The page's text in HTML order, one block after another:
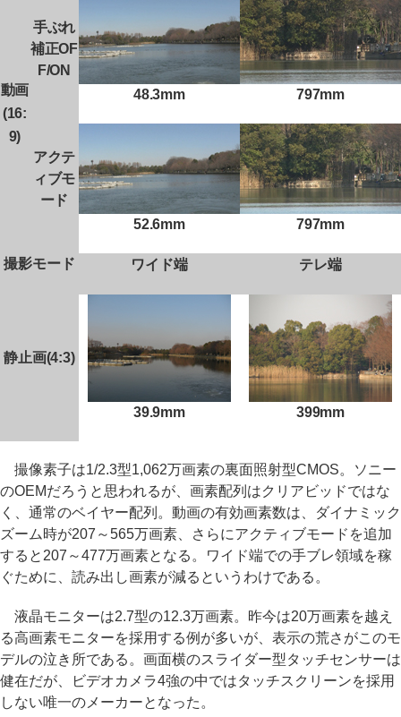
動画
(16:
9)
手ぶれ
補正OF
F/ON
48.3mm
797mm
アクテ
ィブモ
ード
52.6mm
797mm
撮影モード ワイド端 テレ端
静止画(4:3)
39.9mm 399mm
撮像素子は1/2.3型1,062万画素の裏面照射型CMOS。ソニー
のOEMだろうと思われるが、画素配列はクリアビッドではな
く、通常のベイヤー配列。動画の有効画素数は、ダイナミック
ズーム時が207～565万画素、さらにアクティブモードを追加
すると207～477万画素となる。ワイド端での手ブレ領域を稼
ぐために、読み出し画素が減るというわけである。
液晶モニターは2.7型の12.3万画素。昨今は20万画素を越え
る高画素モニターを採用する例が多いが、表示の荒さがこのモ
デルの泣き所である。画面横のスライダー型タッチセンサーは
健在だが、ビデオカメラ4強の中ではタッチスクリーンを採用
しない唯一のメーカーとなった。